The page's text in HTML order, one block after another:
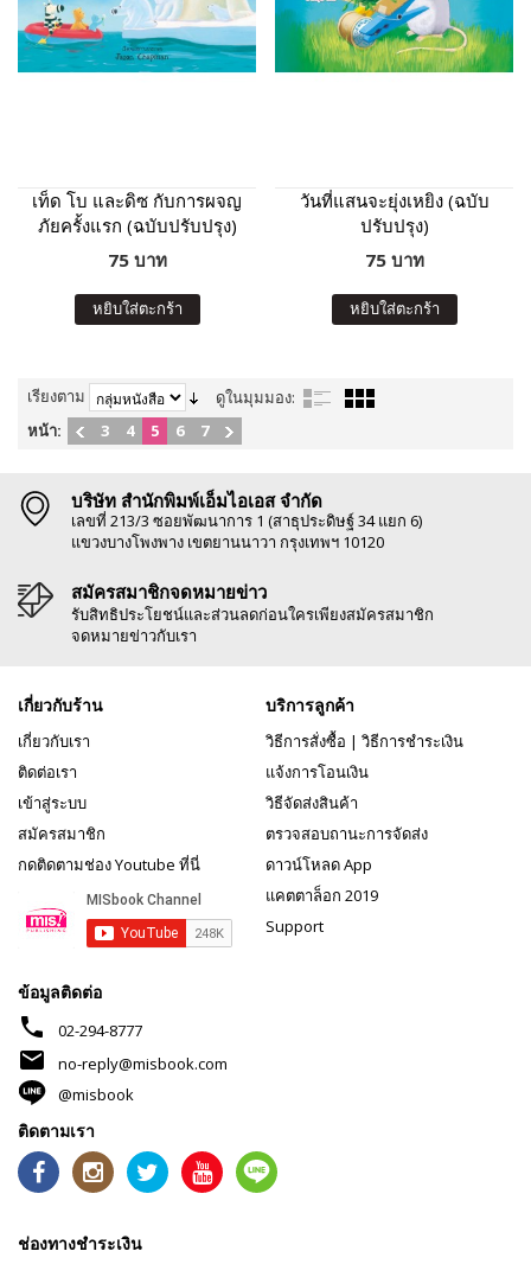
เท็ด โบ และดิซ กับการผจญ
ภัยครั้งแรก (ฉบับปรับปรุง)
75 บาท
หยิบใส่ตะกร้า
วันที่แสนจะยุ่งเหยิง (ฉบับ
ปรับปรุง)
75 บาท
หยิบใส่ตะกร้า
เรียงตาม
ดูในมุมมอง:
หน้า:
3 4 5 6 7
บริษัท สำนักพิมพ์เอ็มไอเอส จำกัด
เลขที่ 213/3 ซอยพัฒนาการ 1 (สาธุประดิษฐ์ 34 แยก 6)
แขวงบางโพงพาง เขตยานนาวา กรุงเทพฯ 10120
สมัครสมาชิกจดหมายข่าว
รับสิทธิประโยชน์และส่วนลดก่อนใครเพียงสมัครสมาชิก
จดหมายข่าวกับเรา
เกี่ยวกับร้าน
เกี่ยวกับเรา
ติดต่อเรา
เข้าสู่ระบบ
สมัครสมาชิก
กดติดตามช่อง Youtube ที่นี่
บริการลูกค้า
วิธีการสั่งซื้อ | วิธีการชำระเงิน
แจ้งการโอนเงิน
วิธีจัดส่งสินค้า
ตรวจสอบถานะการจัดส่ง
ดาวน์โหลด App
แคตตาล็อก 2019
Support
ข้อมูลติดต่อ
phone 02-294-8777
mail
no-reply@misbook.com
@misbook
ติดตามเรา
ช่องทางชำระเงิน